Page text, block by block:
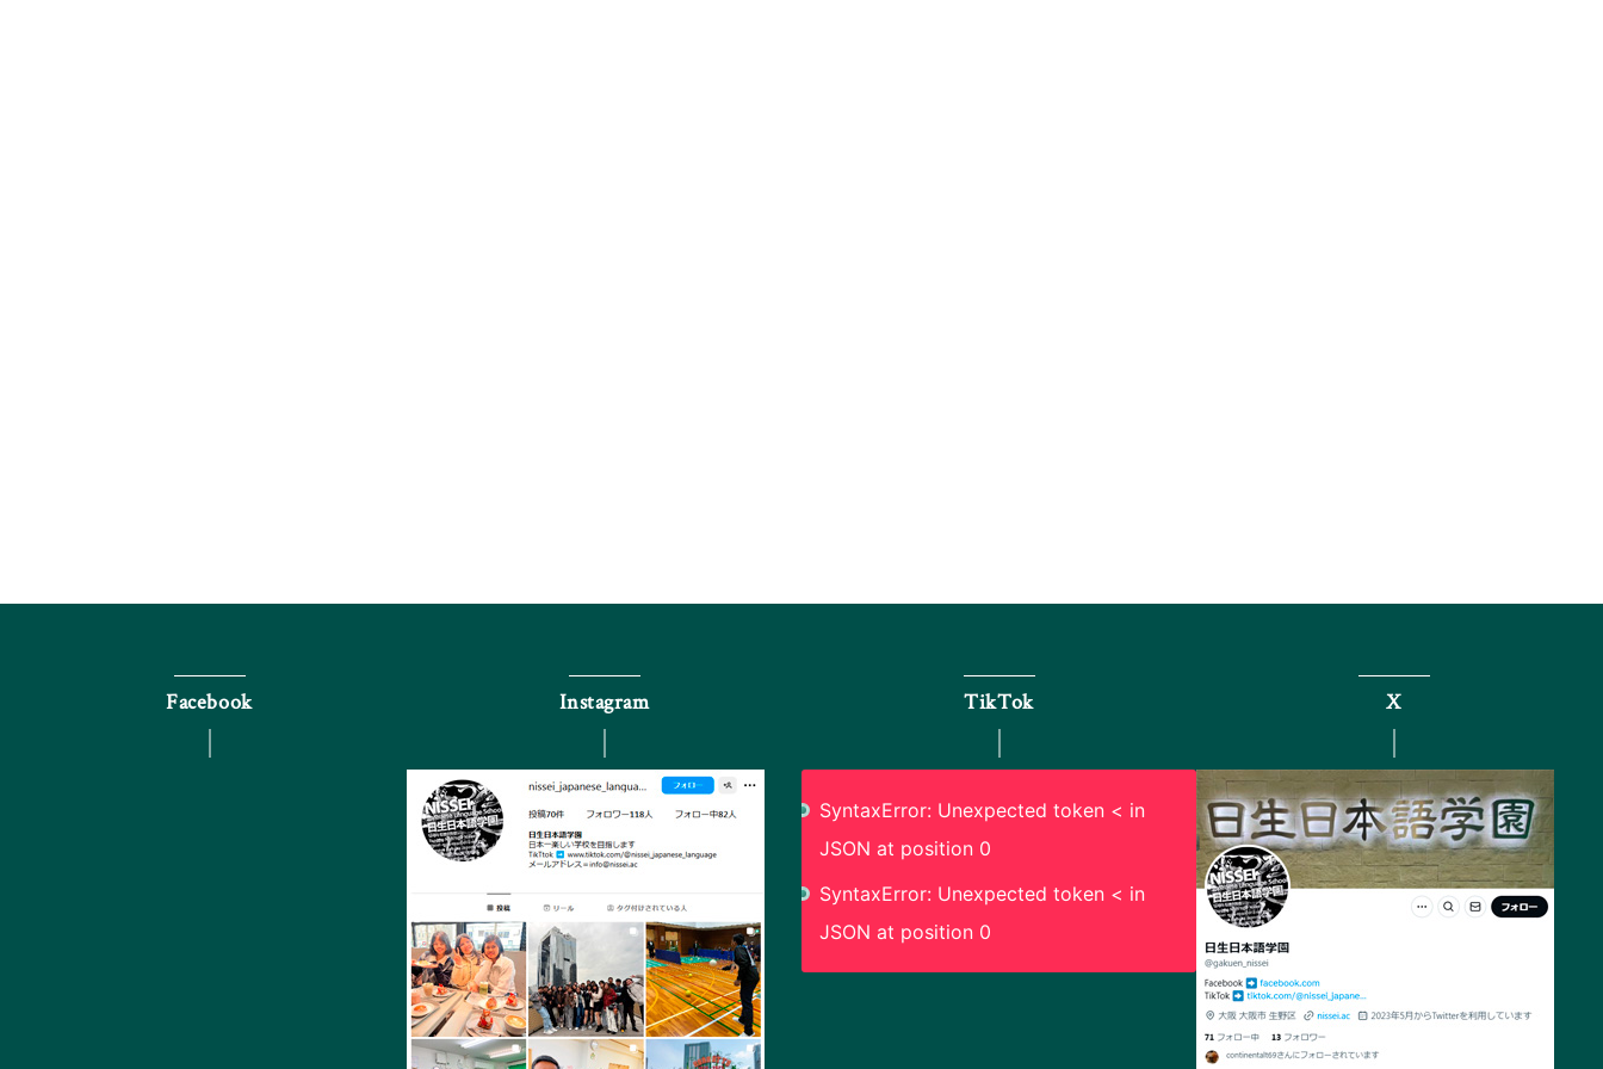
Facebook Instagram TikTok
SyntaxError: Unexpected token < in
JSON at position 0
SyntaxError: Unexpected token < in
JSON at position 0
X